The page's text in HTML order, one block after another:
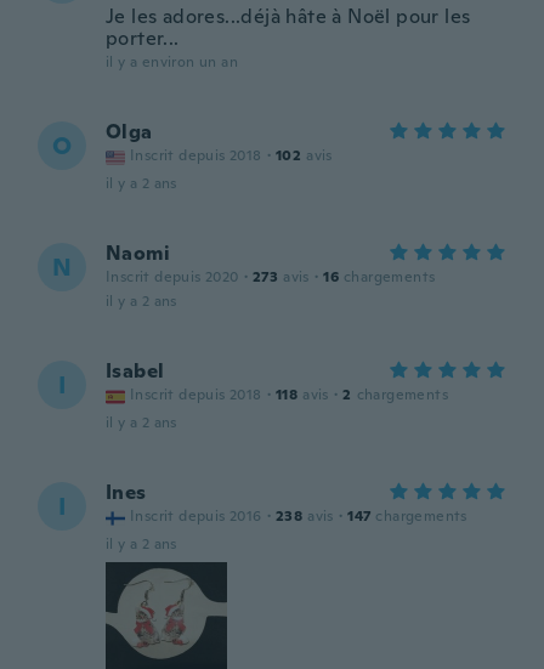
Je les adores...déjà hâte à Noël pour les
porter...
il y a environ un an
O Olga
Inscrit depuis 2018 · 102 avis
il y a 2 ans
N Naomi
Inscrit depuis 2020 · 273 avis · 16 chargements
il y a 2 ans
I Isabel
Inscrit depuis 2018 · 118 avis · 2 chargements
il y a 2 ans
I Ines
Inscrit depuis 2016 · 238 avis · 147 chargements
il y a 2 ans